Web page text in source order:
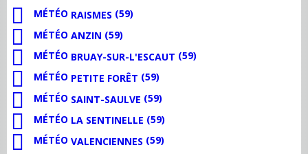
MÉTÉO RAISMES (59)
MÉTÉO ANZIN (59)
MÉTÉO BRUAY-SUR-L'ESCAUT (59)
MÉTÉO PETITE FORÊT (59)
MÉTÉO SAINT-SAULVE (59)
MÉTÉO LA SENTINELLE (59)
MÉTÉO VALENCIENNES (59)